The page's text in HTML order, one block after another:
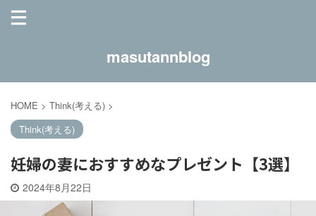
masutannblog
HOME > Think(考える) >
Think(考える)
妊婦の妻におすすめなプレゼント【3選】
2024年8月22日